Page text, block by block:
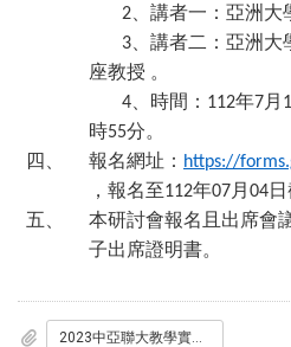
2 、講者一：亞洲
3 、講者二：亞洲
座教授 。
4 、時間： 112年7月
時55分。
四、
報名網址： https://
，報名至112年07月 04日
五、
本研討會報名且出席會
子出席證明書。
2023中亞聯大教學實踐研究與創新線上研討會暨論文口頭發表競賽_議程009836.pdf